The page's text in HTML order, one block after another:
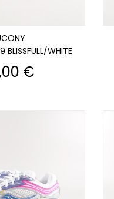
BLISSFULL/WHITE
€